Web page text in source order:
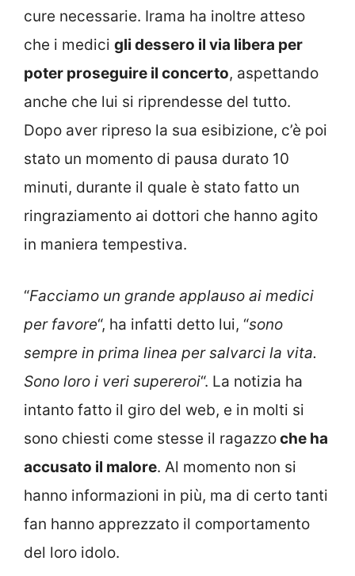
cure necessarie. Irama ha inoltre atteso
che i medici gli dessero il via libera per
poter proseguire il concerto, aspettando
anche che lui si riprendesse del tutto.
Dopo aver ripreso la sua esibizione, c’è poi
stato un momento di pausa durato 10
minuti, durante il quale è stato fatto un
ringraziamento ai dottori che hanno agito
in maniera tempestiva.
“Facciamo un grande applauso ai medici
per favore“, ha infatti detto lui, “sono
sempre in prima linea per salvarci la vita.
Sono loro i veri supereroi“. La notizia ha
intanto fatto il giro del web, e in molti si
sono chiesti come stesse il ragazzoche ha
accusato il malore. Al momento non si
hanno informazioni in più, ma di certo tanti
fan hanno apprezzato il comportamento
del loro idolo.